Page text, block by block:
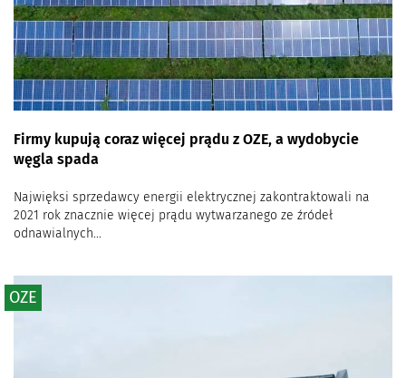
Firmy kupują coraz więcej prądu z OZE, a wydobycie
węgla spada
Najwięksi sprzedawcy energii elektrycznej zakontraktowali na
2021 rok znacznie więcej prądu wytwarzanego ze źródeł
odnawialnych...
OZE